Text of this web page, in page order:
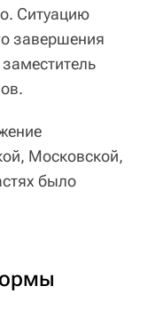
Ситуацию
завершения
Московской,
было